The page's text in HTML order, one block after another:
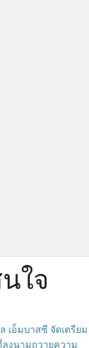
ใจ
เอ็มบาสซี จัดเตรียม
งนามถวายความ